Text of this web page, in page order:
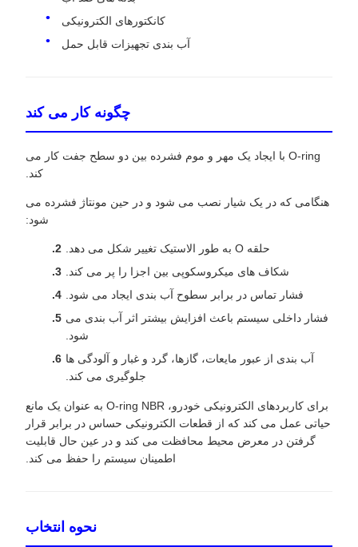
کانکتورهای الکترونیکی
آب بندی تجهیزات قابل حمل
چگونه کار می کند
O-ring با ایجاد یک مهر و موم فشرده بین دو سطح جفت کار می
کند.
هنگامی که در یک شیار نصب می شود و در حین مونتاژ فشرده می
شود:
حلقه O به طور الاستیک تغییر شکل می دهد.
شکاف های میکروسکوپی بین اجزا را پر می کند.
فشار تماس در برابر سطوح آب بندی ایجاد می شود.
فشار داخلی سیستم باعث افزایش بیشتر اثر آب بندی می
شود.
آب بندی از عبور مایعات، گازها، گرد و غبار و آلودگی ها
جلوگیری می کند.
برای کاربردهای الکترونیکی خودرو، O-ring NBR به عنوان یک مانع
حیاتی عمل می کند که از قطعات الکترونیکی حساس در برابر قرار
گرفتن در معرض محیط محافظت می کند و در عین حال قابلیت
اطمینان سیستم را حفظ می کند.
نحوه انتخاب